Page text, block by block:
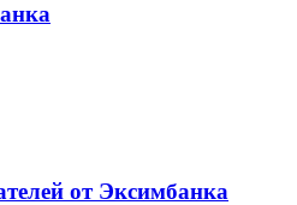
от Эксимбанка